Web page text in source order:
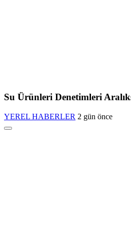
Su Ürünleri Denetimleri
YEREL HABERLER 2 gün önce